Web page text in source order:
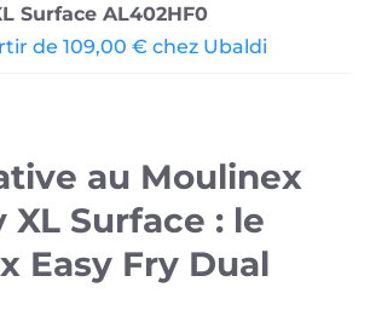
Surface AL402HF0
de 109,00 € chez Ubaldi
au Moulinex
XL Surface : le
Easy Fry Dual